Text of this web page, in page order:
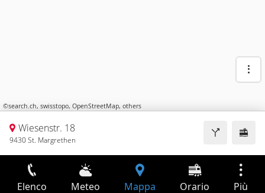
©search.ch, swisstopo, OpenStreetMap, others
Wiesenstr. 18
9430 St. Margrethen
Elenco Meteo Mappa Orario Più